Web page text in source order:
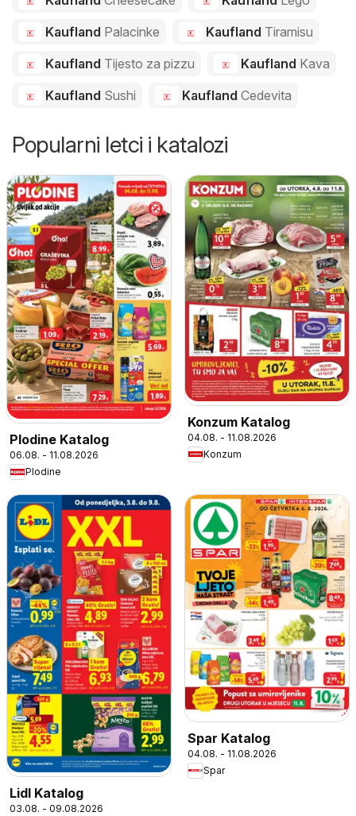
Kaufland Palacinke Kaufland Tiramisu
Kaufland Tijesto za pizzu Kaufland Kava
Kaufland Sushi Kaufland Cedevita
Popularni letci i katalozi
Plodine Katalog
06.08. - 11.08.2026
Plodine
Konzum Katalog
04.08. - 11.08.2026
Konzum
Lidl Katalog
03.08. - 09.08.2026
Spar Katalog
04.08. - 11.08.2026
Spar